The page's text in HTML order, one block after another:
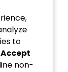
this
to
Accept
non-